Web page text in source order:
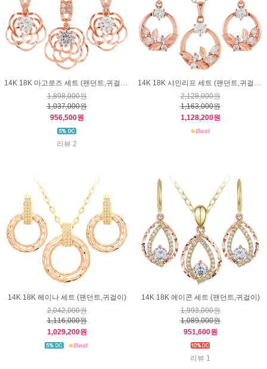
14K 18K 마고로즈 세트 (팬던트,귀걸이)
1,898,000원
1,037,000원
956,500원
리뷰 2
14K 18K 샤인리프 세트 (팬던트,귀걸이)
2,128,000원
1,163,000원
1,128,200원
14K 18K 헤이나 세트 (팬던트,귀걸이)
2,042,000원
1,116,000원
1,029,200원
14K 18K 에이콘 세트 (팬던트,귀걸이)
1,993,000원
1,089,000원
951,600원
리뷰 1